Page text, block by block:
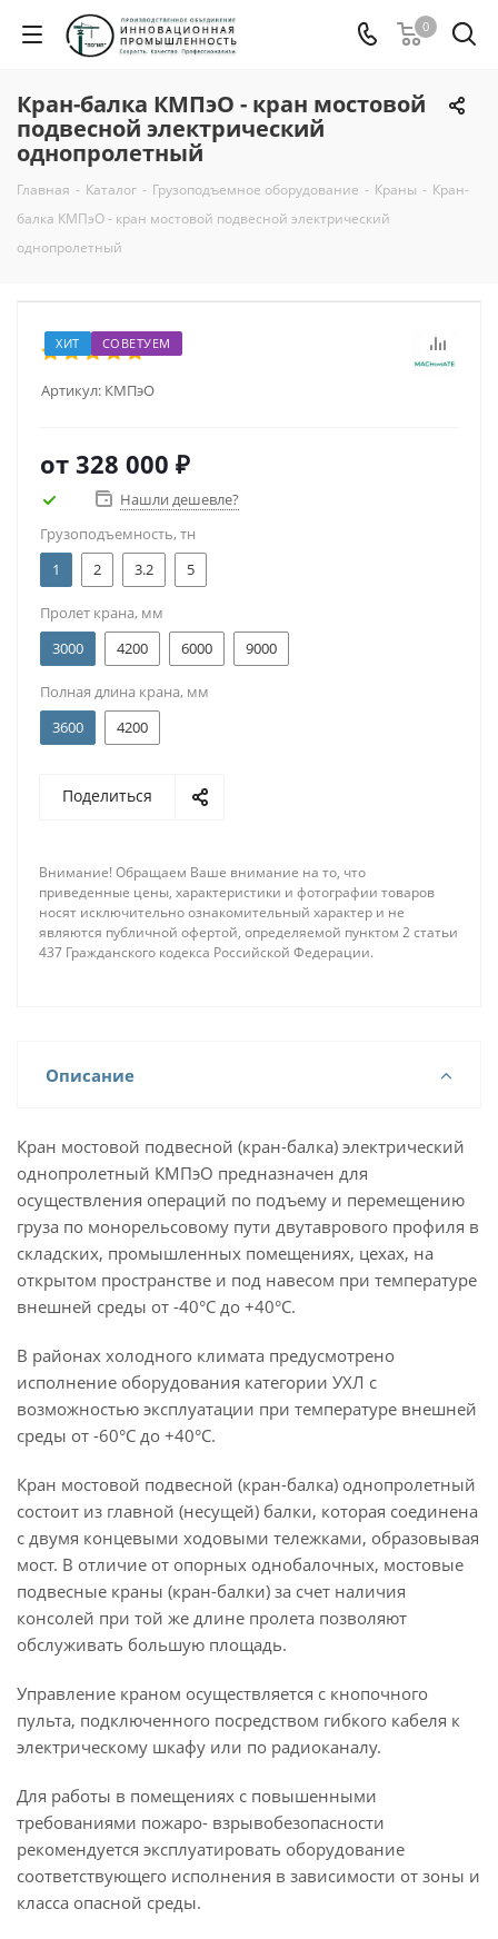
0
Кран-балка КМПэО - кран мостовой
подвесной электрический
однопролетный
Главная - Каталог - Грузоподъемное оборудование - Краны - Кран-
балка КМПэО - кран мостовой подвесной электрический
однопролетный
ХИТ СОВЕТУЕМ
Артикул: КМПэО
от 328 000 ₽
Нашли дешевле?
Грузоподъемность, тн
1
2 3.2 5
Пролет крана, мм
3000
4200 6000 9000
Полная длина крана, мм
3600
4200
Поделиться
Внимание! Обращаем Ваше внимание на то, что
приведенные цены, характеристики и фотографии товаров
носят исключительно ознакомительный характер и не
являются публичной офертой, определяемой пунктом 2 статьи
437 Гражданского кодекса Российской Федерации.
Описание
Кран мостовой подвесной (кран-балка) электрический
однопролетный КМПэО предназначен для
осуществления операций по подъему и перемещению
груза по монорельсовому пути двутаврового профиля в
складских, промышленных помещениях, цехах, на
открытом пространстве и под навесом при температуре
внешней среды от -40°С до +40°С.
В районах холодного климата предусмотрено
исполнение оборудования категории УХЛ с
возможностью эксплуатации при температуре внешней
среды от -60°С до +40°С.
Кран мостовой подвесной (кран-балка) однопролетный
состоит из главной (несущей) балки, которая соединена
с двумя концевыми ходовыми тележками, образовывая
мост. В отличие от опорных однобалочных, мостовые
подвесные краны (кран-балки) за счет наличия
консолей при той же длине пролета позволяют
обслуживать большую площадь.
Управление краном осуществляется с кнопочного
пульта, подключенного посредством гибкого кабеля к
электрическому шкафу или по радиоканалу.
Для работы в помещениях с повышенными
требованиями пожаро- взрывобезопасности
рекомендуется эксплуатировать оборудование
соответствующего исполнения в зависимости от зоны и
класса опасной среды.